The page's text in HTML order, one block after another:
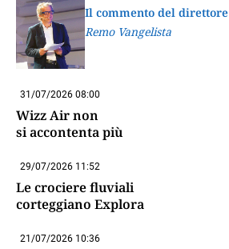
Il commento del direttore
Remo Vangelista
31/07/2026 08:00
Wizz Air non
si accontenta più
29/07/2026 11:52
Le crociere fluviali
corteggiano Explora
21/07/2026 10:36